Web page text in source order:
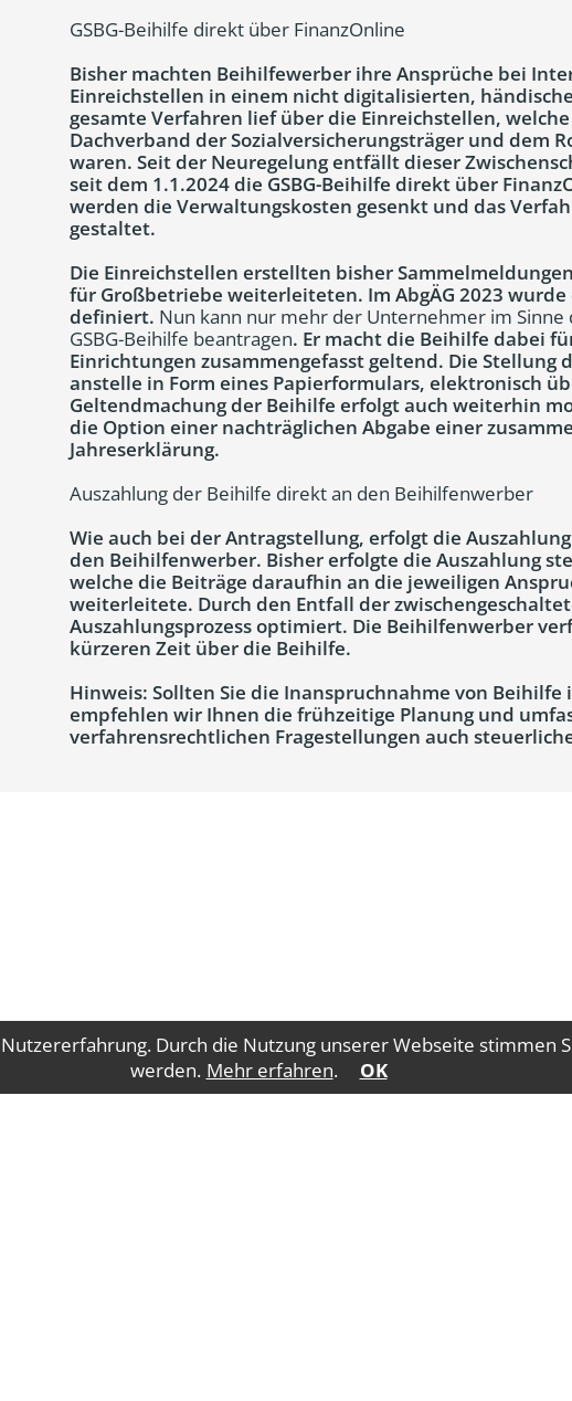
Durch die Nutzung unserer Webseite stimmen
werden. Mehr erfahren. OK
GSBG-Beihilfe direkt über FinanzOnline
Bisher machten Beihilfewerber ihre Ansprüche bei
Einreichstellen in einem nicht digitalisierten,
gesamte Verfahren lief über die Einreichstellen,
Dachverband der Sozialversicherungsträger und dem
waren. Seit der Neuregelung entfällt dieser
seit dem 1.1.2024 die GSBG-Beihilfe direkt über
werden die Verwaltungskosten gesenkt und das
gestaltet.
Die Einreichstellen erstellten bisher
für Großbetriebe weiterleiteten. Im AbgÄG 2023
definiert. Nun kann nur mehr der Unternehmer im Sinne
GSBG-Beihilfe beantragen. Er macht die Beihilfe dabei
Einrichtungen zusammengefasst geltend. Die Stellung
anstelle in Form eines Papierformulars, elektronisch
Geltendmachung der Beihilfe erfolgt auch weiterhin
die Option einer nachträglichen Abgabe einer
Jahreserklärung.
Auszahlung der Beihilfe direkt an den Beihilfenwerber
Wie auch bei der Antragstellung, erfolgt die
den Beihilfenwerber. Bisher erfolgte die Auszahlung
welche die Beiträge daraufhin an die jeweiligen
weiterleitete. Durch den Entfall der
Auszahlungsprozess optimiert. Die Beihilfenwerber
kürzeren Zeit über die Beihilfe.
Hinweis: Sollten Sie die Inanspruchnahme von Beihilfe
empfehlen wir Ihnen die frühzeitige Planung und
verfahrensrechtlichen Fragestellungen auch